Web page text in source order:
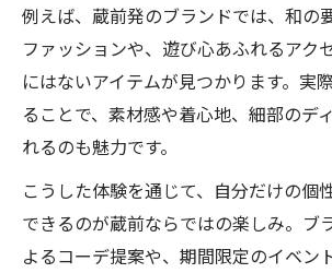
例えば、蔵前発のブランドでは、和の
ファッションや、遊び心あふれるアク
にはないアイテムが見つかります。実
ることで、素材感や着心地、細部のデ
れるのも魅力です。
こうした体験を通じて、自分だけの個
できるのが蔵前ならではの楽しみ。ブ
よるコーデ提案や、期間限定のイベン